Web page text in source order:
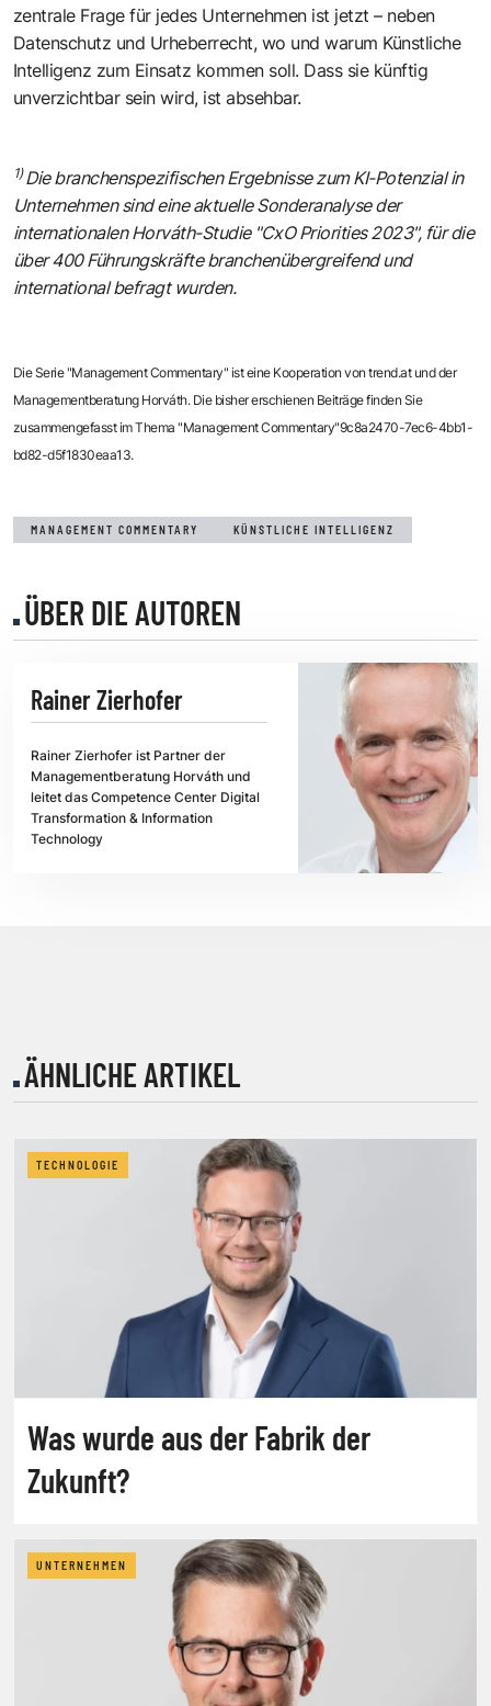
zentrale Frage für jedes Unternehmen ist jetzt – neben
Datenschutz und Urheberrecht, wo und warum Künstliche
Intelligenz zum Einsatz kommen soll. Dass sie künftig
unverzichtbar sein wird, ist absehbar.
1)Die branchenspezifischen Ergebnisse zum KI-Potenzial in
Unternehmen sind eine aktuelle Sonderanalyse der
internationalen Horváth-Studie "CxO Priorities 2023", für die
über 400 Führungskräfte branchenübergreifend und
international befragt wurden.
Die Serie "Management Commentary" ist eine Kooperation von trend.at und der
Managementberatung Horváth. Die bisher erschienen Beiträge finden Sie
zusammengefasst imThema "Management Commentary"9c8a2470-7ec6-4bb1-
bd82-d5f1830eaa13.
MANAGEMENT COMMENTARY KÜNSTLICHE INTELLIGENZ
ÜBER DIE AUTOREN
Rainer Zierhofer
Rainer Zierhofer ist Partner der
Managementberatung Horváth und
leitet das Competence Center Digital
Transformation & Information
Technology
ÄHNLICHE ARTIKEL
TECHNOLOGIE
Was wurde aus der Fabrik der
Zukunft?
UNTERNEHMEN